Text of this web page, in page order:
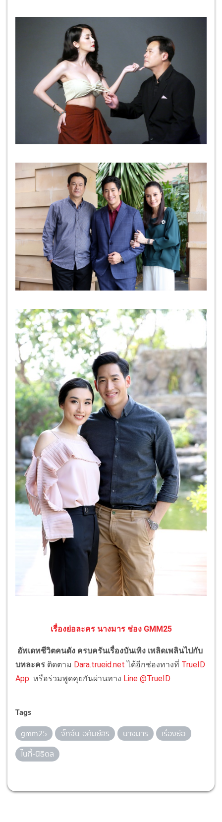
เรื่องย่อละคร นางมาร ช่อง GMM25
อัพเดทชีวิตคนดัง ครบครันเรื่องบันเทิง เพลิดเพลินไปกับ
บทละคร ติดตาม Dara.trueid.net ได้อีกช่องทางที่ TrueID
App หรือร่วมพูดคุยกันผ่านทาง Line @TrueID
Tags
gmm25 จั๊กจั่น-อคัมย์สิริ นางมาร
เรื่องย่อ
ไนกี้-นิธิดล